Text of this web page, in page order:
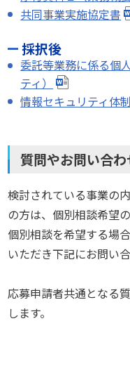
共同事業実施協定書
採択後
委託等業務に係る個
ティ）
情報セキュリティ体
質問やお問い合わ
検討されている事業の
の方は、個別相談希望
個別相談を希望する場
いただき下記にお問い
応募申請者共通となる
します。